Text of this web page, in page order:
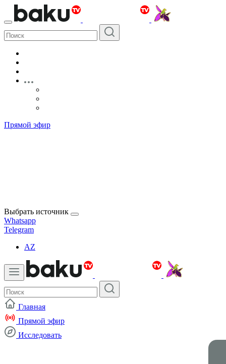
Прямой эфир
Выбрать источник
Whatsapp
Telegram
AZ
Главная
Прямой эфир
Исследовать